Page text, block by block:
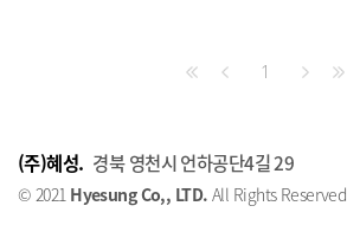
1
(주)혜성. 경북 영천시 언하공단4길 29
© 2021 Hyesung Co,, LTD. All Rights Reserved